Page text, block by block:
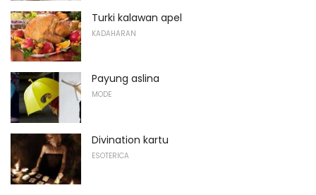
Turki kalawan apel
KADAHARAN
Payung aslina
MODE
Divination kartu
ESOTERICA